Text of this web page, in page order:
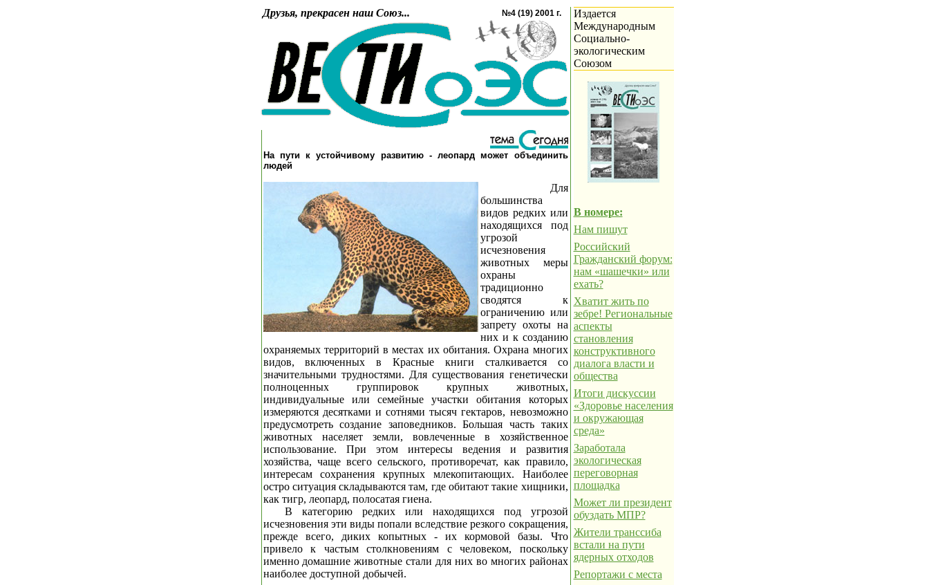
Друзья, прекрасен наш Союз... №4 (19) 2001 г.
Издается
Международным
Социально-
экологическим
Союзом
В номере:
Нам пишут
Российский
Гражданский форум:
нам «шашечки» или
ехать?
Хватит жить по
зебре! Региональные
аспекты
становления
конструктивного
диалога власти и
общества
Итоги дискуссии
«Здоровье населения
и окружающая
среда»
Заработала
экологическая
переговорная
площадка
Может ли президент
обуздать МПР?
Жители транссиба
встали на пути
ядерных отходов
Репортажи с места
На пути к устойчивому развитию - леопард может объединить
людей
Для
большинства
видов редких или
находящихся под
угрозой
исчезновения
животных меры
охраны
традиционно
сводятся к
ограничению или
запрету охоты на
них и к созданию
охраняемых территорий в местах их обитания. Охрана многих
видов, включенных в Красные книги сталкивается со
значительными трудностями. Для существования генетически
полноценных группировок крупных животных,
индивидуальные или семейные участки обитания которых
измеряются десятками и сотнями тысяч гектаров, невозможно
предусмотреть создание заповедников. Большая часть таких
животных населяет земли, вовлеченные в хозяйственное
использование. При этом интересы ведения и развития
хозяйства, чаще всего сельского, противоречат, как правило,
интересам сохранения крупных млекопитающих. Наиболее
остро ситуация складываются там, где обитают такие хищники,
как тигр, леопард, полосатая гиена.
В категорию редких или находящихся под угрозой
исчезновения эти виды попали вследствие резкого сокращения,
прежде всего, диких копытных - их кормовой базы. Что
привело к частым столкновениям с человеком, поскольку
именно домашние животные стали для них во многих районах
наиболее доступной добычей.